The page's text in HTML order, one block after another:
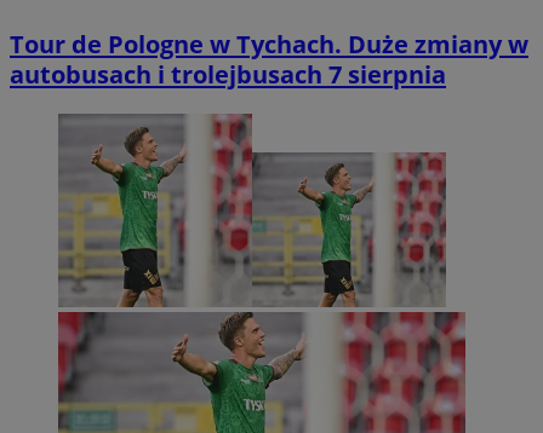
Tour de Pologne w Tychach. Duże zmiany w
autobusach i trolejbusach 7 sierpnia